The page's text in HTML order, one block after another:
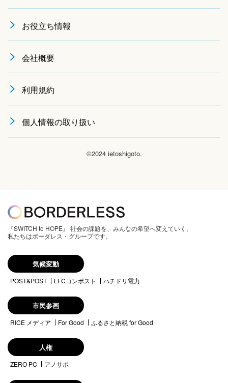
お役立ち情報
会社概要
利用規約
個人情報の取り扱い
©2024 ietoshigoto.
『SWITCH to HOPE』 社会の課題を、みんなの希望へ変えていく。
私たちはボーダレス・グループです。
気候変動
POST&POST LFCコンポスト ハチドリ電力
市民参画
RICE メディア For Good ふるさと納税 for Good
人権
ZERO PC アノサポ